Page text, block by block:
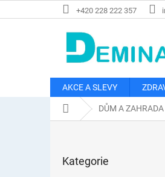
na
+420 228 222 357
AKCE A SLEVY
Domů DŮM A ZAHRADA
kategorie
Kategorie